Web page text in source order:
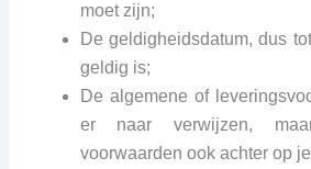
moet zijn;
De geldigheidsdatum, dus
geldig is;
De algemene of
er naar verwijzen,
voorwaarden ook achter op